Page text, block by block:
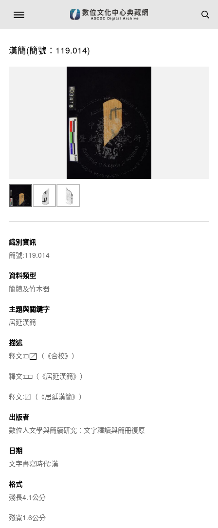
漢簡(簡號：119.014)
識別資訊
簡號:119.014
資料類型
簡牘及竹木器
主題與關鍵字
居延漢簡
描述
釋文:□
（《合校》）
釋文:□□（《居延漢簡》）
釋文:〼（《居延漢簡》）
出版者
數位人文學與簡牘研究：文字釋讀與簡冊復原
日期
文字書寫時代:漢
格式
殘長4.1公分
殘寬1.6公分